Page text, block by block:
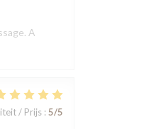
A
/ Prijs: 5/5